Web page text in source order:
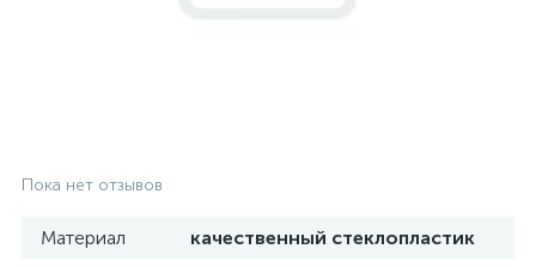
Пока нет отзывов
Материал
качественный стеклопластик